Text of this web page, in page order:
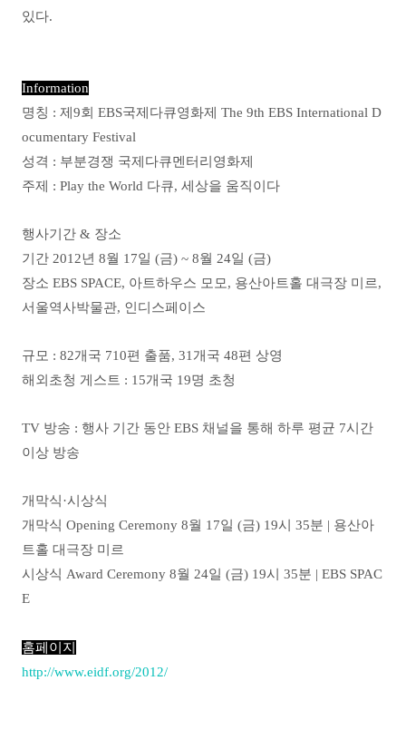
있다.
Information
명칭 : 제9회 EBS국제다큐영화제 The 9th EBS International D
ocumentary Festival
성격 : 부분경쟁 국제다큐멘터리영화제
주제 : Play the World 다큐, 세상을 움직이다
행사기간 & 장소
기간 2012년 8월 17일 (금) ~ 8월 24일 (금)
장소 EBS SPACE, 아트하우스 모모, 용산아트홀 대극장 미르,
서울역사박물관, 인디스페이스
규모 : 82개국 710편 출품, 31개국 48편 상영
해외초청 게스트 : 15개국 19명 초청
TV 방송 : 행사 기간 동안 EBS 채널을 통해 하루 평균 7시간
이상 방송
개막식·시상식
개막식 Opening Ceremony 8월 17일 (금) 19시 35분 | 용산아
트홀 대극장 미르
시상식 Award Ceremony 8월 24일 (금) 19시 35분 | EBS SPAC
E
홈페이지
http://www.eidf.org/2012/